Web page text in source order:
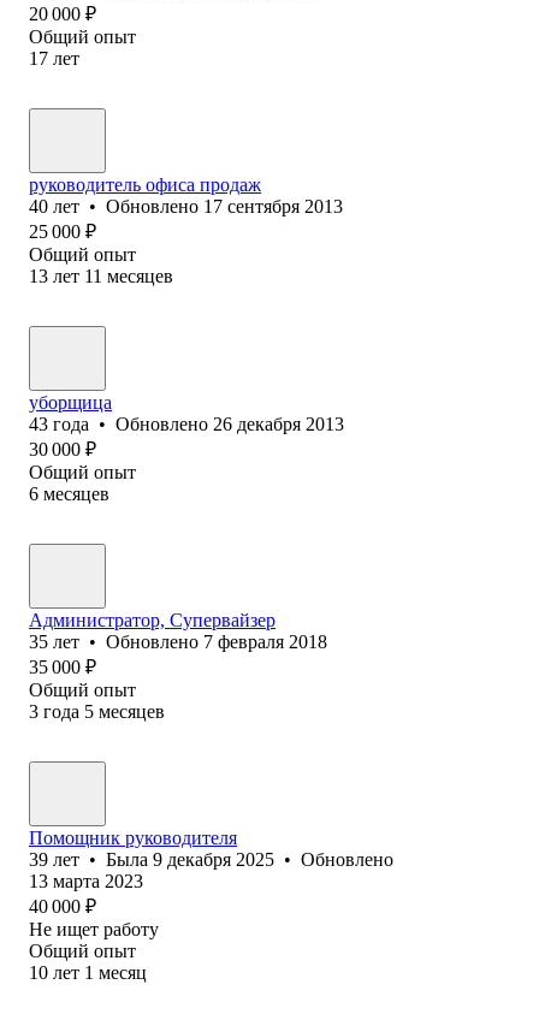
20 000 ₽
Общий опыт
17 лет
руководитель офиса продаж
40 лет • Обновлено 17 сентября 2013
25 000 ₽
Общий опыт
13 лет 11 месяцев
уборщица
43 года • Обновлено 26 декабря 2013
30 000 ₽
Общий опыт
6 месяцев
Администратор, Супервайзер
35 лет • Обновлено 7 февраля 2018
35 000 ₽
Общий опыт
3 года 5 месяцев
Помощник руководителя
39 лет • Была 9 декабря 2025 • Обновлено
13 марта 2023
40 000 ₽
Не ищет работу
Общий опыт
10 лет 1 месяц